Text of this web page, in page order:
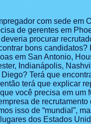
com sede em
de gerentes em
procurar
bons candidatos?
em San Antonio,
Indianápolis,
Terá que
terá que explicar
você precisa em um
de
isso de “mundial”,
dos Estados